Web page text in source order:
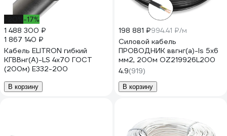
-17%
1 488 300 ₽
1 867 140 ₽
Кабель ELITRON гибкий
КГВВнг(А)-LS 4х70 ГОСТ
(200м) E332-200
В корзину
198 881 ₽994.41 ₽/м
Силовой кабель
ПРОВОДНИК ввгнг(a)-ls 5x6
мм2, 200м OZ219926L200
4.9(919)
В корзину